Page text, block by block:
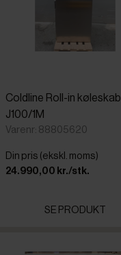
Coldline Roll-in køleskab
J100/1M
Varenr: 88805620
Din pris (ekskl. moms)
24.990,00 kr./stk.
SE PRODUKT